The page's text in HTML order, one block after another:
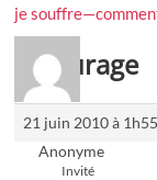
je
Courage
21 juin 2010 à 1h55
Anonyme
Invité